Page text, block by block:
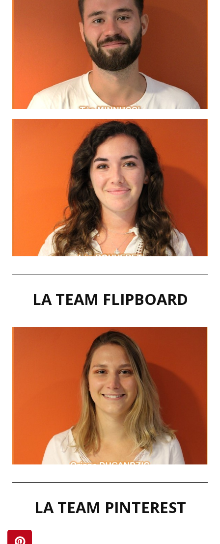
MA DEVISE
"No bird soars too high
if he soars with his own wings"
William Blake
LinkedIn
MA DEVISE
"Il faut voyager pour apprendre."
Mark Twain
LinkedIn
LA TEAM FLIPBOARD
MA DEVISE
"Think Positive"
Law of attraction
LinkedIn
LA TEAM PINTEREST